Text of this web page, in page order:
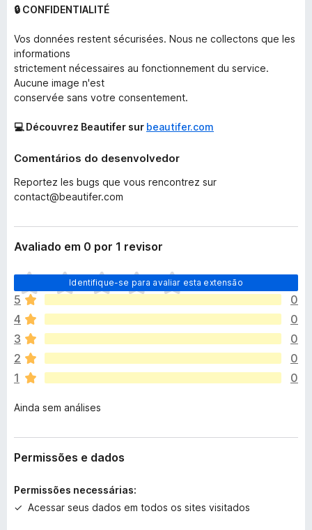
🔒 CONFIDENTIALITÉ
Vos données restent sécurisées. Nous ne collectons que les
informations
strictement nécessaires au fonctionnement du service.
Aucune image n'est
conservée sans votre consentement.
💻 Découvrez Beautifer sur beautifer.com
Comentários do desenvolvedor
Reportez les bugs que vous rencontrez sur
contact@beautifer.com
Avaliado em 0 por 1 revisor
Identifique-se para avaliar esta extensão
A
i
n
d
a
n
ã
o
x
s
t
m
v
5
0
4
0
3
0
2
0
1
0
Ainda sem análises
Permissões e dados
Permissões necessárias:
Acessar seus dados em todos os sites visitados